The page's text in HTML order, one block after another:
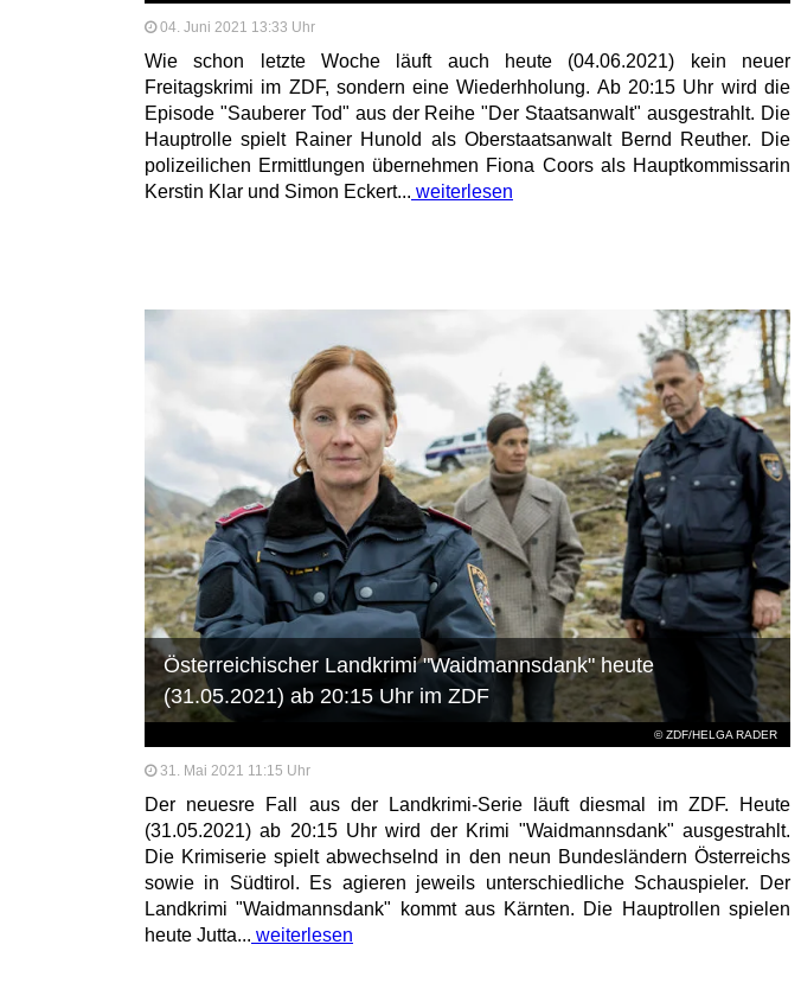
04. Juni 2021 13:33 Uhr
Wie schon letzte Woche läuft auch heute (04.06.2021) kein neuer
Freitagskrimi im ZDF, sondern eine Wiederhholung. Ab 20:15 Uhr wird die
Episode "Sauberer Tod" aus der Reihe "Der Staatsanwalt" ausgestrahlt. Die
Hauptrolle spielt Rainer Hunold als Oberstaatsanwalt Bernd Reuther. Die
polizeilichen Ermittlungen übernehmen Fiona Coors als Hauptkommissarin
Kerstin Klar und Simon Eckert... weiterlesen
© ZDF/HELGA RADER
Österreichischer Landkrimi "Waidmannsdank" heute
(31.05.2021) ab 20:15 Uhr im ZDF
31. Mai 2021 11:15 Uhr
Der neuesre Fall aus der Landkrimi-Serie läuft diesmal im ZDF. Heute
(31.05.2021) ab 20:15 Uhr wird der Krimi "Waidmannsdank" ausgestrahlt.
Die Krimiserie spielt abwechselnd in den neun Bundesländern Österreichs
sowie in Südtirol. Es agieren jeweils unterschiedliche Schauspieler. Der
Landkrimi "Waidmannsdank" kommt aus Kärnten. Die Hauptrollen spielen
heute Jutta... weiterlesen